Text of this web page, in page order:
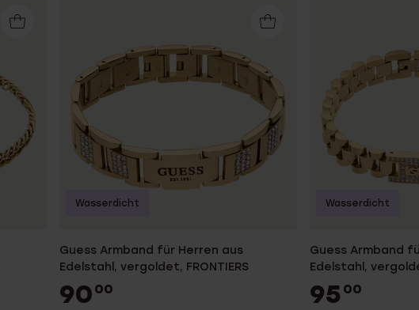
Guess Armband für Herren aus
Edelstahl, vergoldet, FRONTIERS
90 00
Wasserdicht
Guess Armband
Edelstahl,
95 00
Wasserdicht